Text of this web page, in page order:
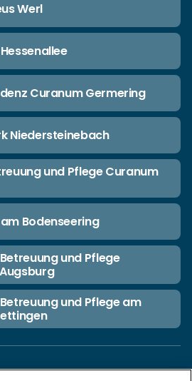
Werl
Curanum Germering
Niedersteinebach
und Pflege Curanum
Bodenseering
und Pflege
und Pflege am